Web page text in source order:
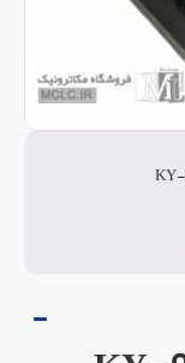
KY-